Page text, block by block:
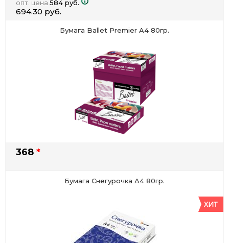
опт. цена 584 руб.
694.30 руб.
Бумага Ballet Premier A4 80гр.
368 *
Бумага Снегурочка А4 80гр.